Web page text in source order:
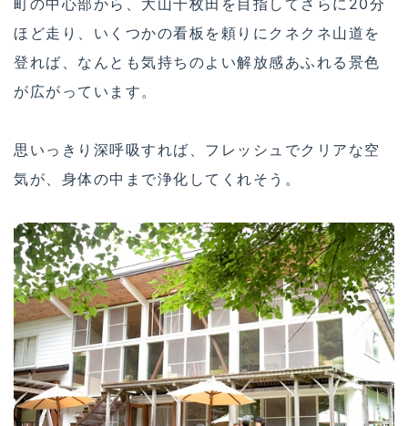
ほど走り、いくつかの看板を頼りにクネクネ山道を
登れば、なんとも気持ちのよい解放感あふれる景色
が広がっています。
思いっきり深呼吸すれば、フレッシュでクリアな空
気が、身体の中まで浄化してくれそう。